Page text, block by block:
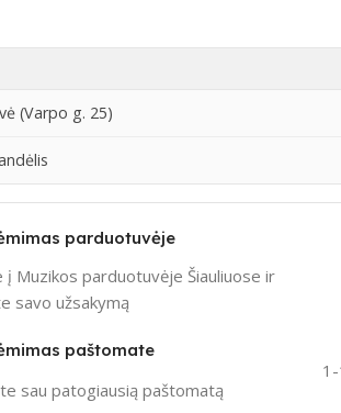
(Varpo g. 25)
parduotuvėje
į Muzikos parduotuvėje Šiauliuose ir
savo užsakymą
paštomate
sau patogiausią paštomatą